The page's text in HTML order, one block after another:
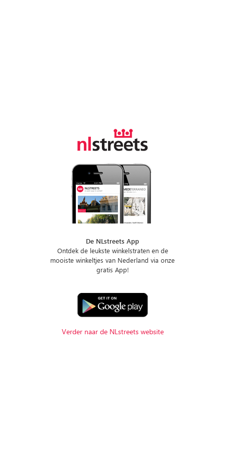
De NLstreets App
Ontdek de leukste winkelstraten en de
mooiste winkeltjes van Nederland via onze
gratis App!
Verder naar de NLstreets website